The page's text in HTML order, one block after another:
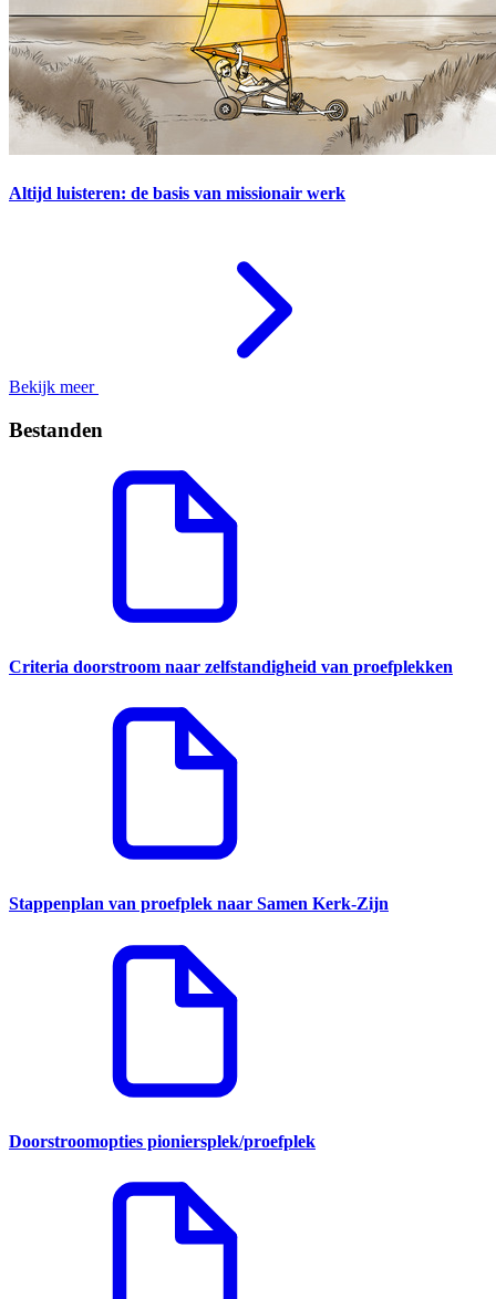
Altijd luisteren: de basis van missionair werk
Bekijk meer
Bestanden
Criteria doorstroom naar zelfstandigheid van proefplekken
Stappenplan van proefplek naar Samen Kerk-Zijn
Doorstroomopties pioniersplek/proefplek